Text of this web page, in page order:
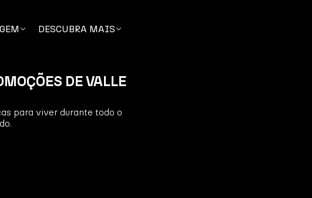
DESCUBRA MAIS
DE VALLE
para viver durante todo o